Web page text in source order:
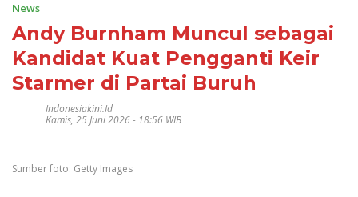
News
Andy Burnham Muncul sebagai
Kandidat Kuat Pengganti Keir
Starmer di Partai Buruh
Indonesiakini.id
Kamis, 25 Juni 2026 - 18:56 WIB
Sumber foto: Getty Images